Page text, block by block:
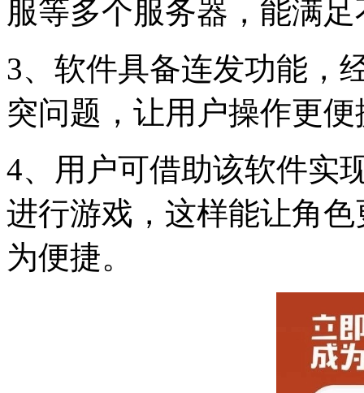
服等多个服务器，能满
3、软件具备连发功能，
突问题，让用户操作更便
4、用户可借助该软件实
进行游戏，这样能让角
为便捷。